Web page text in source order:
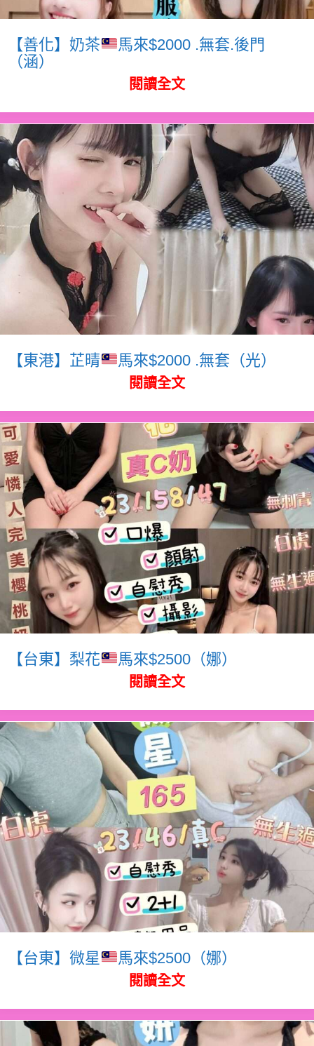
【善化】奶茶
馬來$2000 .無套.後門
（涵）
閱讀全文
【東港】芷晴 馬來$2000 .無套（光）
閱讀全文
【台東】梨花 馬來$2500（娜）
閱讀全文
【台東】微星 馬來$2500（娜）
閱讀全文